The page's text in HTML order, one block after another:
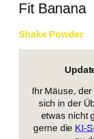
Fit Banana
Shake Powder
Ihr Mäuse,
sich in der
etwas nicht
gerne die KI-